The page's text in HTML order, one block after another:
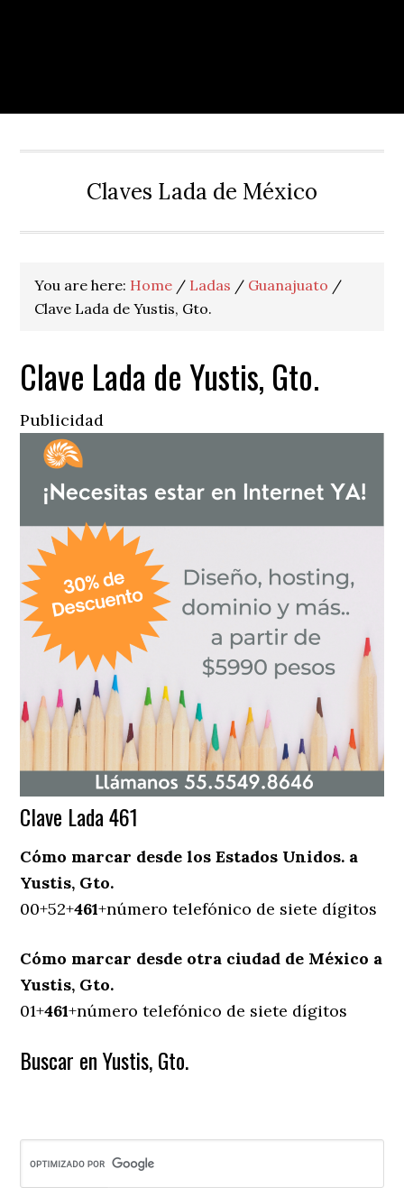
Claves Lada de México
You are here: Home / Ladas / Guanajuato /
Clave Lada de Yustis, Gto.
Clave Lada de Yustis, Gto.
Publicidad
Clave Lada 461
Cómo marcar desde los Estados Unidos. a
Yustis, Gto.
00+52+461+número telefónico de siete dígitos
Cómo marcar desde otra ciudad de México a
Yustis, Gto.
01+461+número telefónico de siete dígitos
Buscar en Yustis, Gto.